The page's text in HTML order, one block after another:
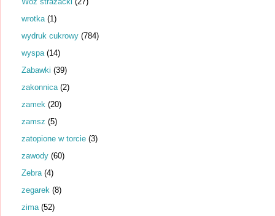
wrotka (1)
wydruk cukrowy (784)
wyspa (14)
Zabawki (39)
zakonnica (2)
zamek (20)
zamsz (5)
zatopione w torcie (3)
zawody (60)
Zebra (4)
zegarek (8)
zima (52)